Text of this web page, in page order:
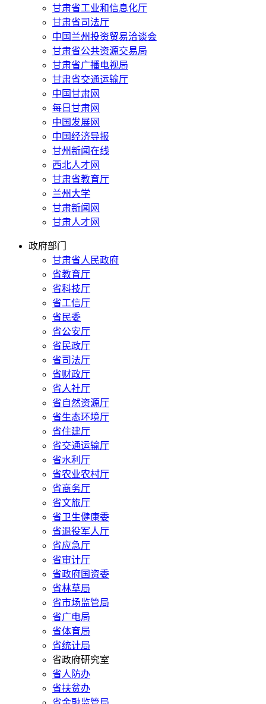
甘肃省工业和信息化厅
甘肃省司法厅
中国兰州投资贸易洽谈会
甘肃省公共资源交易局
甘肃省广播电视局
甘肃省交通运输厅
中国甘肃网
每日甘肃网
中国发展网
中国经济导报
甘州新闻在线
西北人才网
甘肃省教育厅
兰州大学
甘肃新闻网
甘肃人才网
政府部门
甘肃省人民政府
省教育厅
省科技厅
省工信厅
省民委
省公安厅
省民政厅
省司法厅
省财政厅
省人社厅
省自然资源厅
省生态环境厅
省住建厅
省交通运输厅
省水利厅
省农业农村厅
省商务厅
省文旅厅
省卫生健康委
省退役军人厅
省应急厅
省审计厅
省政府国资委
省林草局
省市场监管局
省广电局
省体育局
省统计局
省政府研究室
省人防办
省扶贫办